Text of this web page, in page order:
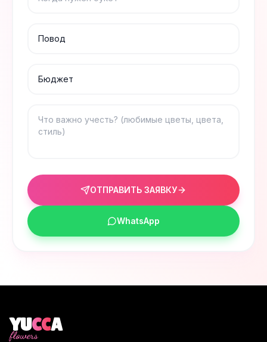
ОТПРАВИТЬ ЗАЯВКУ
WhatsApp
YUCCA
flowers